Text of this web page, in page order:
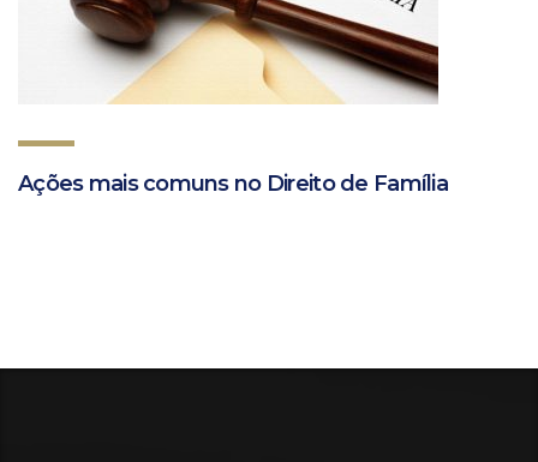
Ações mais comuns no Direito de Família